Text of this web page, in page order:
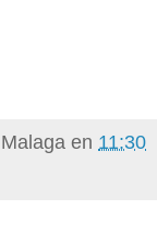
en 11:30